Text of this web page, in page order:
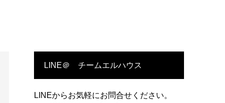
LINE＠ チームエルハウス
LINEからお気軽にお問合せください。